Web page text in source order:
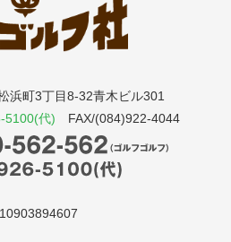
浜町3丁目8-32青木ビル301
5100(代) FAX/(084)922-4044